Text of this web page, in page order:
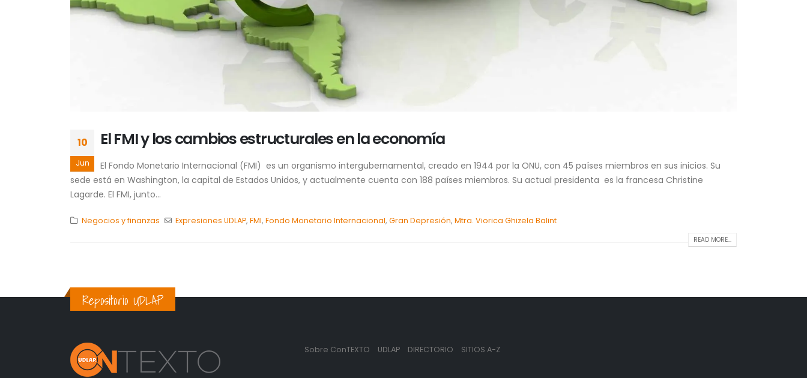
10
Jun
El FMI y los cambios estructurales en la economía
El Fondo Monetario Internacional (FMI) es un organismo intergubernamental, creado en 1944 por la ONU, con 45 países miembros en sus inicios. Su
sede está en Washington, la capital de Estados Unidos, y actualmente cuenta con 188 países miembros. Su actual presidenta es la francesa Christine
Lagarde. El FMI, junto...
Negocios y finanzas Expresiones UDLAP,FMI,Fondo Monetario Internacional,Gran Depresión,Mtra. Viorica Ghizela Balint
READ MORE...
Repositorio UDLAP
Sobre ConTEXTO UDLAP DIRECTORIO SITIOS A-Z